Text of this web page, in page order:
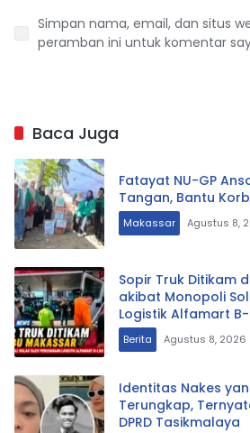
Simpan nama, email, dan situs
peramban ini untuk komentar
Baca Juga
Fatayat NU-GP
Tangan, Bantu
Makassar Agustus 8,
Sopir Truk Ditikam
akibat Monopoli
Logistik Alfamart B-
Berita Agustus 8, 2026
Identitas Nakes
Terungkap,
DPRD Tasikmalaya